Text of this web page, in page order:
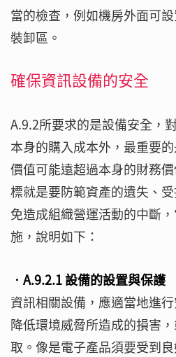
當的檢查，例如機房外面可
裝卸區。
確保資訊設備的安全
A.9.2所要求的是設備安全，
本身的購入成本外，最重要
價值可能遠超過本身的財務
標就是要防範資產的遺失、
免造成組織營運活動的中斷
施，說明如下：
‧A.9.2.1 設備的設置與保護
資訊相關設備，應適當地進
降低環境威脅所造成的損害
取。像是電子產品須要受到